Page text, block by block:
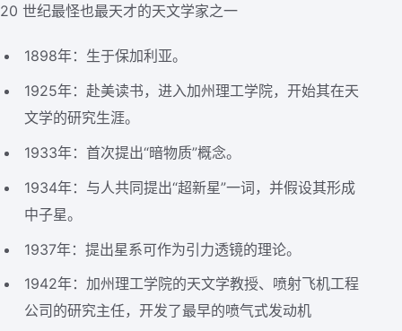
20 世纪最怪也最天才的天文学家之一
1898年：生于保加利亚。
1925年：赴美读书，进入加州理工学院，开始其在天
文学的研究生涯。
1933年：首次提出“暗物质”概念。
1934年：与人共同提出“超新星”一词，并假设其形成
中子星。
1937年：提出星系可作为引力透镜的理论。
1942年：加州理工学院的天文学教授、喷射飞机工程
公司的研究主任，开发了最早的喷气式发动机